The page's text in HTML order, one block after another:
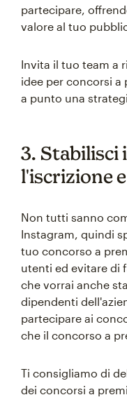
partecipare,
valore al tuo
Invita il tuo team a
idee per concorsi a
a punto una
3. Stabilisci
l'iscrizione
Non tutti sanno
Instagram, quindi
tuo concorso a
utenti ed evitare di
che vorrai anche
dipendenti
partecipare ai
che il concorso a
Ti consigliamo di
dei concorsi a